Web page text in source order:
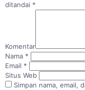
ditandai *
Komentar
Nama *
Email *
Situs Web
Simpan nama, email,